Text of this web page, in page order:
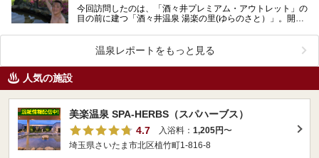
今回訪問したのは、「酒々井プレミアム・アウトレット」の
目の前に建つ「酒々井温泉 湯楽の里(ゆらのさと）」。開放
温泉レポートをもっと見る
人気の施設
美楽温泉 SPA-HERBS（スパハーブス）
4.7
入浴料： 1,205円〜
埼玉県さいたま市北区植竹町1-816-8